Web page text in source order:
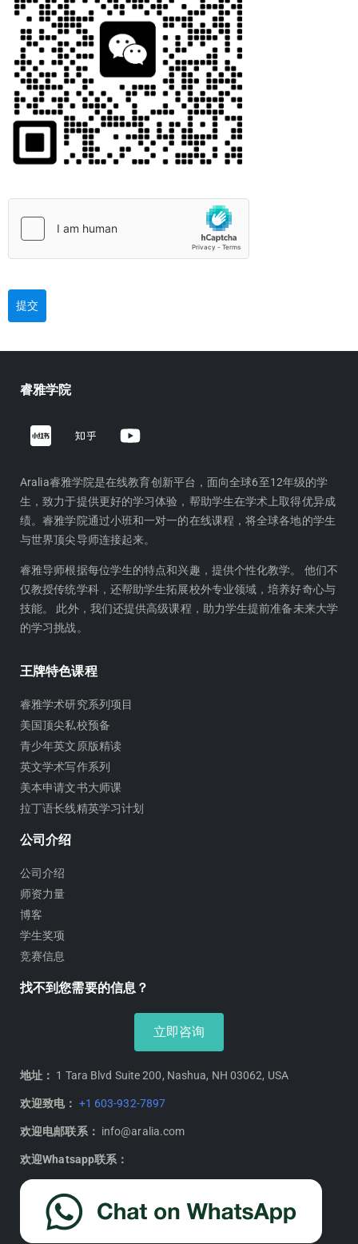
提交
睿雅学院
Z
h
h
u
Y
o
t
u
b
e
Aralia睿雅学院是在线教育创新平台，面向全球6至12年级的学
生，致力于提供更好的学习体验，帮助学生在学术上取得优异成
绩。睿雅学院通过小班和一对一的在线课程，将全球各地的学生
与世界顶尖导师连接起来。
睿雅导师根据每位学生的特点和兴趣，提供个性化教学。 他们不
仅教授传统学科，还帮助学生拓展校外专业领域，培养好奇心与
技能。 此外，我们还提供高级课程，助力学生提前准备未来大学
的学习挑战。
王牌特色课程
睿雅学术研究系列项目
美国顶尖私校预备
青少年英文原版精读
英文学术写作系列
美本申请文书大师课
拉丁语长线精英学习计划
公司介绍
公司介绍
师资力量
博客
学生奖项
竞赛信息
找不到您需要的信息？
立即咨询
地址： 1 Tara Blvd Suite 200, Nashua, NH 03062, USA
欢迎致电： +1 603-932-7897
欢迎电邮联系： info@aralia.com
欢迎Whatsapp联系：